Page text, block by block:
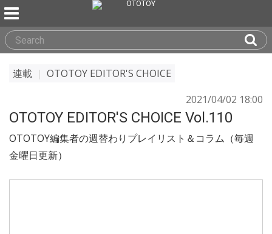
連載
OTOTOY EDITOR'S CHOICE
2021/04/02 18:00
OTOTOY EDITOR'S CHOICE Vol.110
OTOTOY編集者の週替わりプレイリスト＆コラム（毎週
金曜日更新）